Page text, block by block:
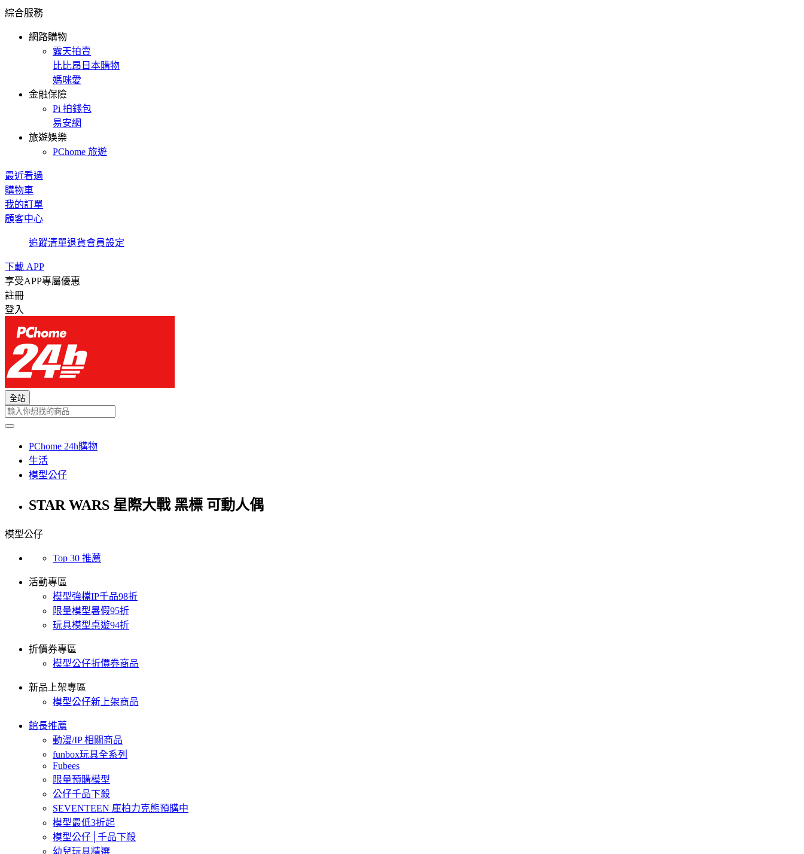
綜合服務
網路購物
露天拍賣
比比昂日本購物
媽咪愛
金融保險
Pi 拍錢包
易安網
旅遊娛樂
PChome 旅遊
最近看過
購物車
我的訂單
顧客中心
追蹤清單退貨會員設定
下載 APP
享受APP專屬優惠
註冊
登入
全站
PChome 24h購物
生活
模型公仔
STAR WARS 星際大戰 黑標 可動人偶
模型公仔
Top 30 推薦
活動專區
模型強檔IP千品98折
限量模型暑假95折
玩具模型桌遊94折
折價券專區
模型公仔折價券商品
新品上架專區
模型公仔新上架商品
館長推薦
動漫/IP 相關商品
funbox玩具全系列
Fubees
限量預購模型
公仔千品下殺
SEVENTEEN 庫柏力克熊預購中
模型最低3折起
模型公仔│千品下殺
幼兒玩具精選